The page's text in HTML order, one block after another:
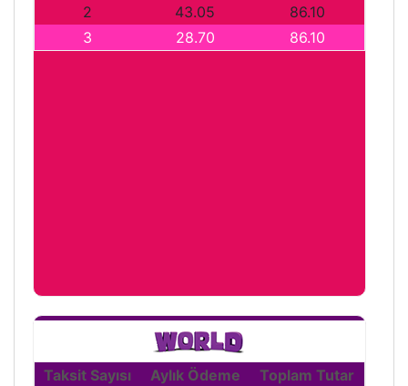
2 43.05
86.10
3
28.70 86.10
Taksit Sayısı Aylık Ödeme
Toplam Tutar